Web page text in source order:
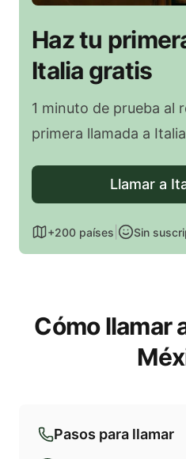
Haz tu
Italia gratis
1 minuto de prueba al
primera llamada a
Llamar a
+200 países Sin
Cómo llamar
Pasos para llamar